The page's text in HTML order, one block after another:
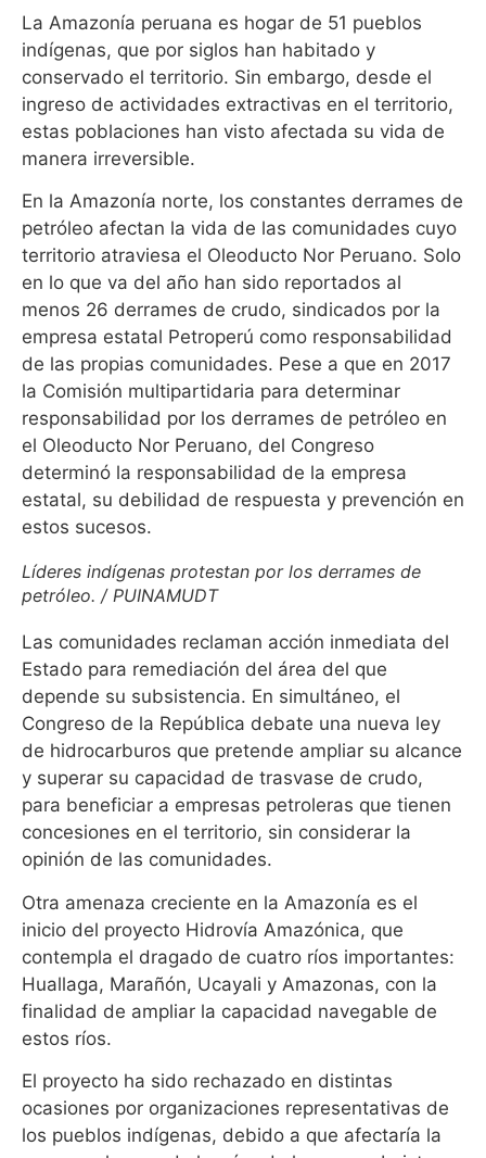
La Amazonía peruana es hogar de 51 pueblos
indígenas, que por siglos han habitado y
conservado el territorio. Sin embargo, desde el
ingreso de actividades extractivas en el territorio,
estas poblaciones han visto afectada su vida de
manera irreversible.
En la Amazonía norte, los constantes derrames de
petróleo afectan la vida de las comunidades cuyo
territorio atraviesa el Oleoducto Nor Peruano. Solo
en lo que va del año han sido reportados al
menos 26 derrames de crudo, sindicados por la
empresa estatal Petroperú como responsabilidad
de las propias comunidades. Pese a que en 2017
la Comisión multipartidaria para determinar
responsabilidad por los derrames de petróleo en
el Oleoducto Nor Peruano, del Congreso
determinó la responsabilidad de la empresa
estatal, su debilidad de respuesta y prevención en
estos sucesos.
Líderes indígenas protestan por los derrames de
petróleo. / PUINAMUDT
Las comunidades reclaman acción inmediata del
Estado para remediación del área del que
depende su subsistencia. En simultáneo, el
Congreso de la República debate una nueva ley
de hidrocarburos que pretende ampliar su alcance
y superar su capacidad de trasvase de crudo,
para beneficiar a empresas petroleras que tienen
concesiones en el territorio, sin considerar la
opinión de las comunidades.
Otra amenaza creciente en la Amazonía es el
inicio del proyecto Hidrovía Amazónica, que
contempla el dragado de cuatro ríos importantes:
Huallaga, Marañón, Ucayali y Amazonas, con la
finalidad de ampliar la capacidad navegable de
estos ríos.
El proyecto ha sido rechazado en distintas
ocasiones por organizaciones representativas de
los pueblos indígenas, debido a que afectaría la